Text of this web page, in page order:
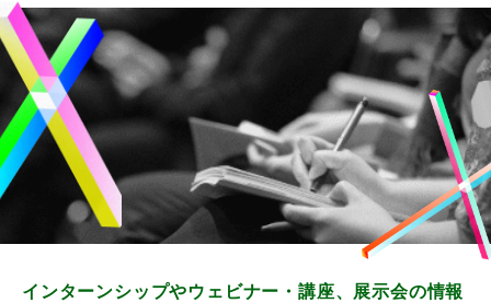
インターンシップやウェビナー・講座、展示会の情報